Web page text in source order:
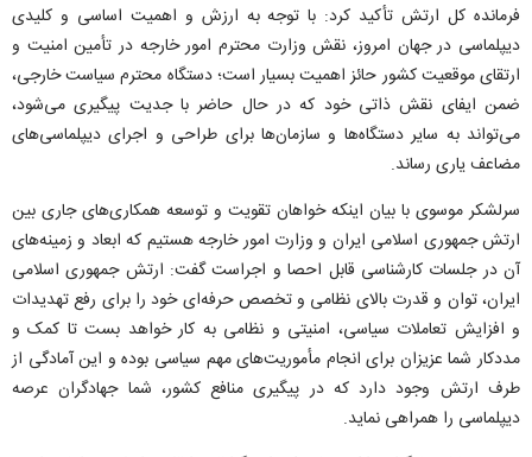
فرمانده کل ارتش تأکید کرد: با توجه به ارزش و اهمیت اساسی و کلیدی
دیپلماسی در جهان امروز، نقش وزارت محترم امور خارجه در تأمین امنیت و
ارتقای موقعیت کشور حائز اهمیت بسیار است؛ دستگاه محترم سیاست خارجی،
ضمن ایفای نقش ذاتی خود که در حال حاضر با جدیت پیگیری می‌شود،
می‌تواند به سایر دستگاه‌ها و سازمان‌ها برای طراحی و اجرای دیپلماسی‌های
مضاعف یاری رساند.
سرلشکر موسوی با بیان اینکه خواهان تقویت و توسعه همکاری‌های جاری بین
ارتش جمهوری اسلامی ایران و وزارت امور خارجه هستیم که ابعاد و زمینه‌های
آن در جلسات کارشناسی قابل احصا و اجراست گفت: ارتش جمهوری اسلامی
ایران، توان و قدرت بالای نظامی و تخصص حرفه‌ای خود را برای رفع تهدیدات
و افزایش تعاملات سیاسی، امنیتی و نظامی به کار خواهد بست تا کمک و
مددکار شما عزیزان برای انجام مأموریت‌های مهم سیاسی بوده و این آمادگی از
طرف ارتش وجود دارد که در پیگیری منافع کشور، شما جهادگران عرصه
دیپلماسی را همراهی نماید.